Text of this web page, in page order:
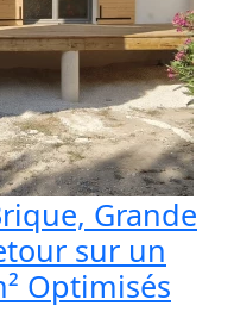
Grande
sur un
Optimisés